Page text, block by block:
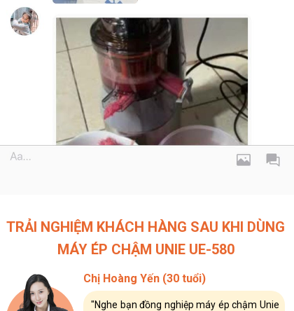
TRẢI NGHIỆM KHÁCH HÀNG SAU KHI DÙNG
MÁY ÉP CHẬM UNIE UE-580
Chị Hoàng Yến (30 tuổi)
"Nghe bạn đồng nghiệp máy ép chậm Unie